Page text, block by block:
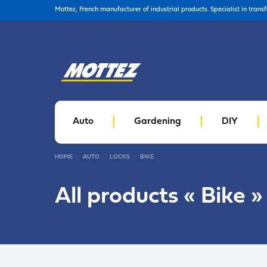
Mottez, French manufacturer of industrial products. Specialist in
Auto Gardening DIY
HOME AUTO LOCKS BIKE
All products « Bike »